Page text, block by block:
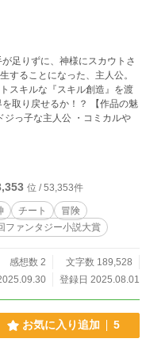
が足りずに、神様にスカウトさ
することになった、主人公。
スキルな『スキル創造』を渡
せるか！？ 【作品の魅
ジっ子な主人公 ・コミカルや
位 / 53,353件
チート
冒険
ファンタジー小説大賞
感想数 2
文字数 189,528
登録日 2025.08.01
お気に入り追加 5